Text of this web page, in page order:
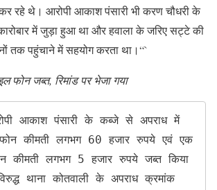
कर रहे थे। आरोपी आकाश पंसारी भी करण चौधरी के
में जुड़ा हुआ था और हवाला के जरिए सट्टे की
तक पहुंचाने में सहयोग करता था।“`
फोन जब्त, रिमांड पर भेजा गया
कीमती लगभग 60 हजार रुपये एवं एक
कीमती लगभग 5 हजार रुपये जब्त किया
थाना कोतवाली के अपराध क्रमांक